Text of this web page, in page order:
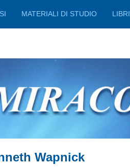
MATERIALI DI STUDIO LIBRI
Wapnick